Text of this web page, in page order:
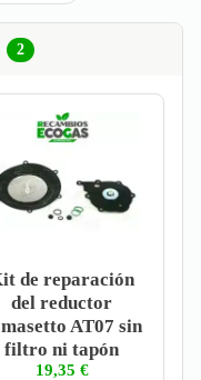
2
de reparación
del reductor
AT07 sin
filtro ni tapón
19,35 €